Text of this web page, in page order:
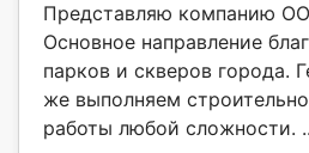
Представляю компанию
Основное направление
парков и скверов города.
же выполняем
работы любой сложности.